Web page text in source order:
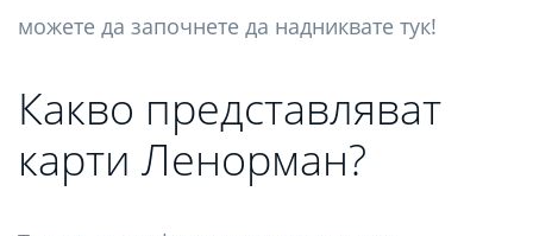
можете да започнете да надниквате тук!
Какво представляват
карти Ленорман?